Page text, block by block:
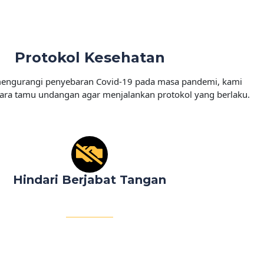
Protokol Kesehatan
penyebaran Covid-19 pada masa pandemi, kami
tamu undangan agar menjalankan protokol yang berlaku.
Hindari Berjabat Tangan